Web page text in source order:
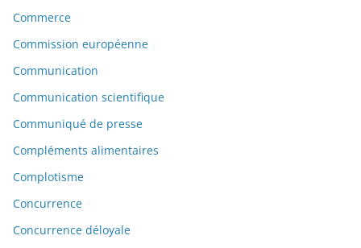
Commerce
Commission européenne
Communication
Communication scientifique
Communiqué de presse
Compléments alimentaires
Complotisme
Concurrence
Concurrence déloyale